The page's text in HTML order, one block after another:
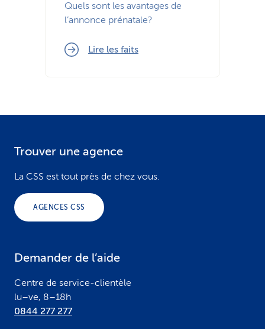
Quels sont les avantages de
l’annonce prénatale?
Lire les faits
Trouver une agence
La CSS est tout près de chez vous.
AGENCES CSS
Demander de l’aide
Centre de service-clientèle
lu–ve, 8–18h
0844 277 277